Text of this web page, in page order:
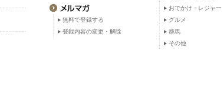
無料で登録する
登録内容の変更・解除
おでかけ・レジャー
グルメ
群馬
その他